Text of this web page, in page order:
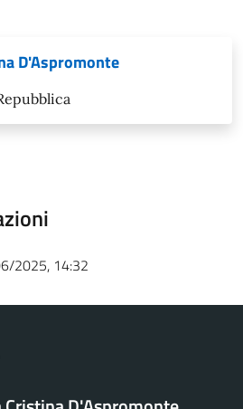
D'Aspromonte
2025, 14:32